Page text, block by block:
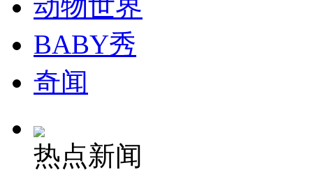
动物世界
BABY秀
奇闻
热点新闻